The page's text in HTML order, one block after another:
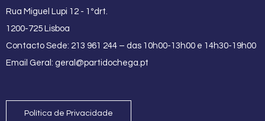
Rua Miguel Lupi 12 - 1ºdrt.
1200-725 Lisboa
Contacto Sede: 213 961 244 – das 10h00-13h00 e 14h30-19h00
Email Geral: geral@partidochega.pt
Política de Privacidade